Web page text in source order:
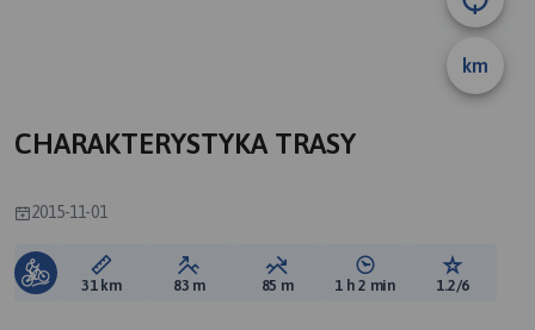
km
CHARAKTERYSTYKA TRASY
2015-11-01
Długość trasy:
31 km Suma przewyższeń:
83 m Suma spadków:
85 m Średni czas potrzebny
1 h 2 min Ocena
1.2/6